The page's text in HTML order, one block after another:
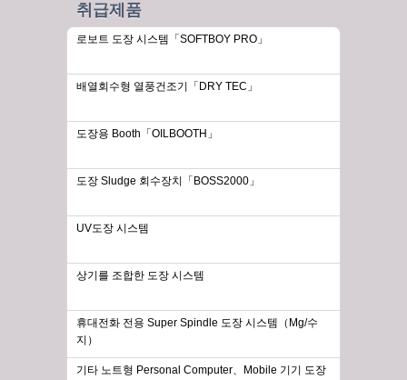
취급제품
로보트 도장 시스템「SOFTBOY PRO」
배열회수형 열풍건조기「DRY TEC」
도장용 Booth「OILBOOTH」
도장 Sludge 회수장치「BOSS2000」
UV도장 시스템
상기를 조합한 도장 시스템
휴대전화 전용 Super Spindle 도장 시스템（Mg/수
지）
기타 노트형 Personal Computer、Mobile 기기 도장